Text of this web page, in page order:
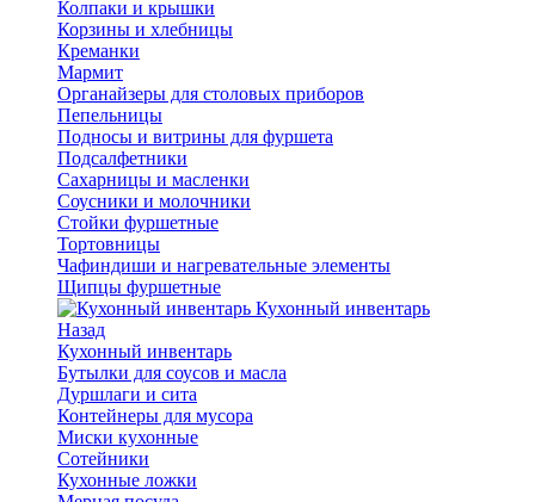
Колпаки и крышки
Корзины и хлебницы
Креманки
Мармит
Органайзеры для столовых приборов
Пепельницы
Подносы и витрины для фуршета
Подсалфетники
Сахарницы и масленки
Соусники и молочники
Стойки фуршетные
Тортовницы
Чафиндиши и нагревательные элементы
Щипцы фуршетные
Кухонный инвентарь
Назад
Кухонный инвентарь
Бутылки для соусов и масла
Дуршлаги и сита
Контейнеры для мусора
Миски кухонные
Сотейники
Кухонные ложки